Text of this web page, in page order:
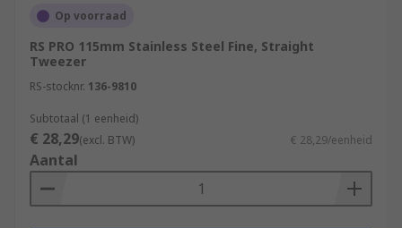
Op voorraad
RS PRO 115mm Stainless Steel Fine, Straight
Tweezer
RS-stocknr. 136-9810
Subtotaal (1 eenheid)
€ 28,29(excl. BTW) € 28,29/eenheid
Aantal